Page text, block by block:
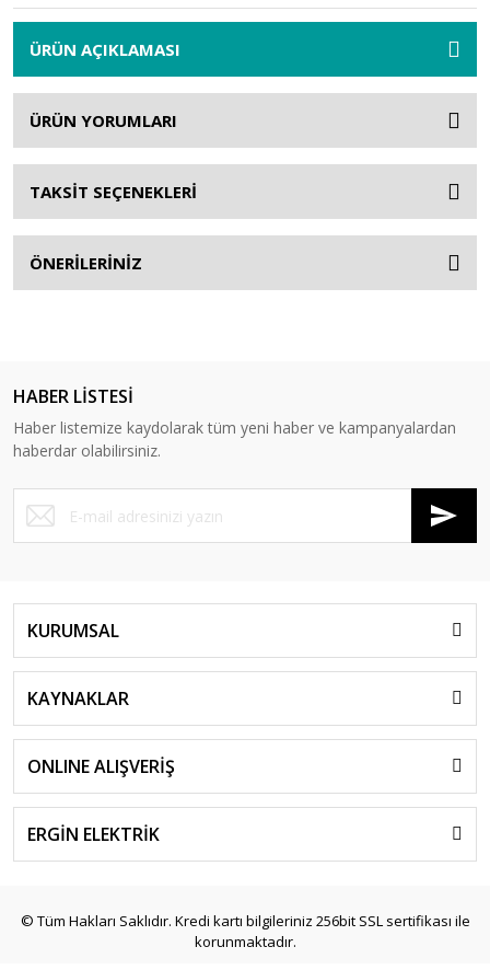
ÜRÜN AÇIKLAMASI
ÜRÜN YORUMLARI
TAKSİT SEÇENEKLERİ
ÖNERİLERİNİZ
HABER LİSTESİ
Haber listemize kaydolarak tüm yeni haber ve kampanyalardan
haberdar olabilirsiniz.
KURUMSAL
KAYNAKLAR
ONLINE ALIŞVERİŞ
ERGİN ELEKTRİK
© Tüm Hakları Saklıdır. Kredi kartı bilgileriniz 256bit SSL sertifikası ile
korunmaktadır.